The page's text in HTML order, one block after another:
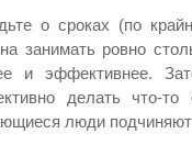
о сроках (по
занимать ровно
и эффективнее.
делать что-
люди